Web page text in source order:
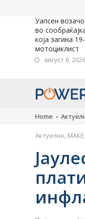
Уапсен
во
која загина
мотоциклист
август 8, 2026
Home
Актуелно,